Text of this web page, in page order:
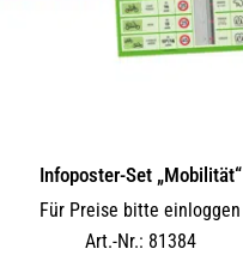
Infoposter-Set „Mobilität“
Für Preise bitte einloggen
Art.-Nr.: 81384